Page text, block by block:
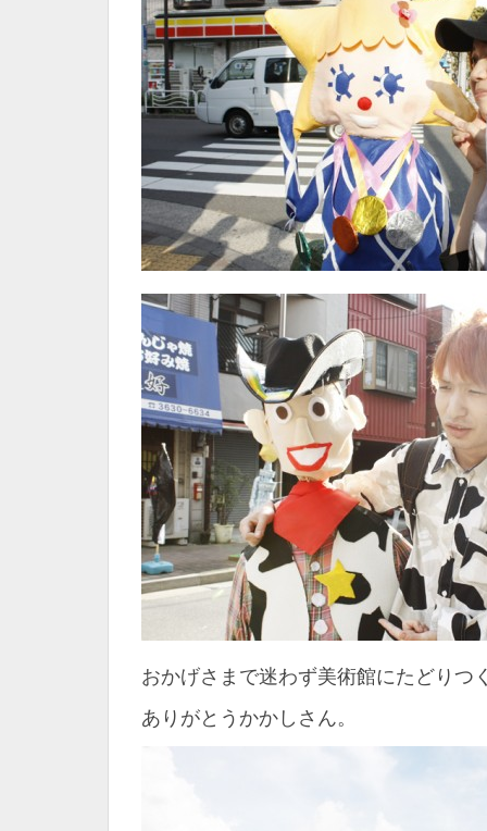
おかげさまで迷わず美術館にたどりつ
ありがとうかかしさん。